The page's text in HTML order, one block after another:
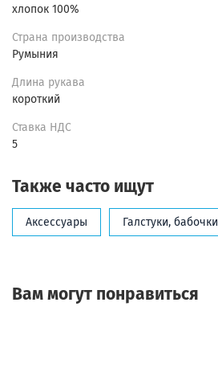
хлопок 100%
Страна производства
Румыния
Длина рукава
короткий
Ставка НДС
5
Также часто ищут
Аксессуары Галстуки, бабочки
Вам могут понравиться